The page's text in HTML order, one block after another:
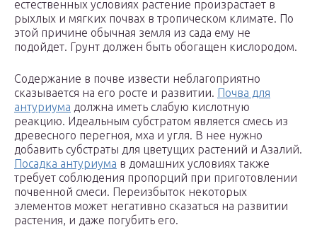
естественных условиях растение произрастает в
рыхлых и мягких почвах в тропическом климате. По
этой причине обычная земля из сада ему не
подойдет. Грунт должен быть обогащен кислородом.
Содержание в почве извести неблагоприятно
сказывается на его росте и развитии. Почва для
антуриума должна иметь слабую кислотную
реакцию. Идеальным субстратом является смесь из
древесного перегноя, мха и угля. В нее нужно
добавить субстраты для цветущих растений и Азалий.
Посадка антуриума в домашних условиях также
требует соблюдения пропорций при приготовлении
почвенной смеси. Переизбыток некоторых
элементов может негативно сказаться на развитии
растения, и даже погубить его.